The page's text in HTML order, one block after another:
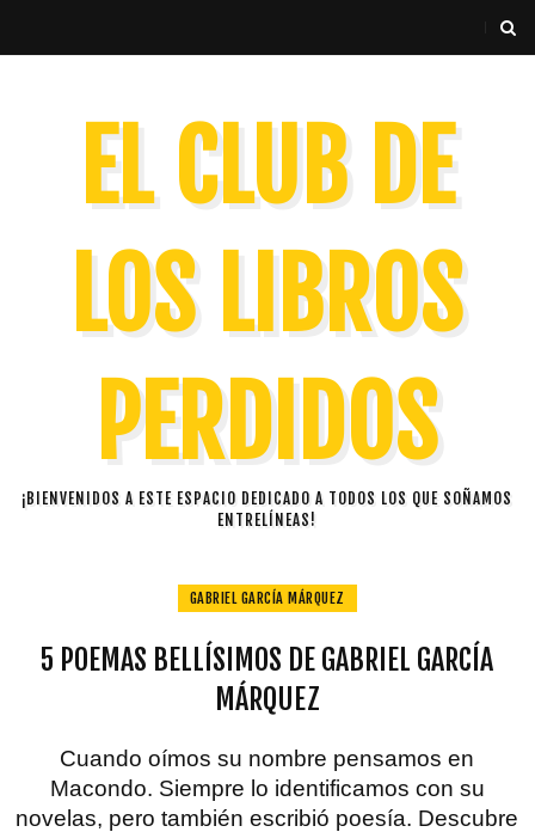
EL CLUB DE
LOS LIBROS
PERDIDOS
¡BIENVENIDOS A ESTE ESPACIO DEDICADO A TODOS LOS QUE SOÑAMOS
ENTRELÍNEAS!
GABRIEL GARCÍA MÁRQUEZ
5 POEMAS BELLÍSIMOS DE GABRIEL GARCÍA
MÁRQUEZ
Cuando oímos su nombre pensamos en
Macondo. Siempre lo identificamos con su
novelas, pero también escribió poesía. Descubre